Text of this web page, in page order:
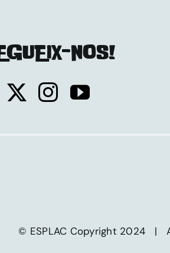
NOS!
© ESPLAC Copyright 2024 |